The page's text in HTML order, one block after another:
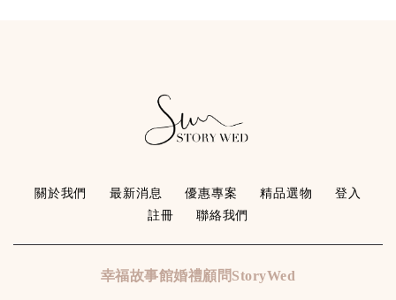
關於我們 最新消息 優惠專案 精品選物
登入
註冊
聯絡我們
幸福故事館婚禮顧問StoryWed